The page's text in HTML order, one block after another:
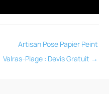
Artisan Pose Papier Peint
Valras-Plage : Devis Gratuit →